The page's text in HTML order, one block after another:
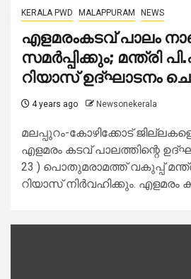
KERALA PWD MALAPPURAM NEWS
എളമരംകടവ് പാലം
സമര്‍പ്പിക്കും; മന്ത്രി
റിയാസ് ഉദ്ഘാടനം
4 years ago Newsonekerala
മലപ്പുറം-കോഴിക്കോട്
എളമരം കടവ് പാലത്തിന്റെ
23 ) പൊതുമരാമത്ത് വകുപ്പ്
റിയാസ് നിര്‍വഹിക്കും. എളമരം